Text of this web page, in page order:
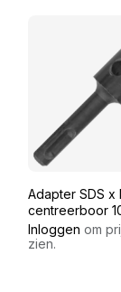
Adapter SDS x
centreerboor
Inloggen om
zien.